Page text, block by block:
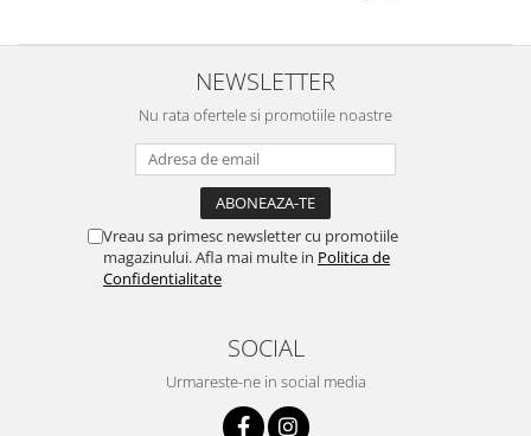
NEWSLETTER
Nu rata ofertele si promotiile noastre
Vreau sa primesc newsletter cu promotiile
magazinului. Afla mai multe in Politica de
Confidentialitate
SOCIAL
Urmareste-ne in social media